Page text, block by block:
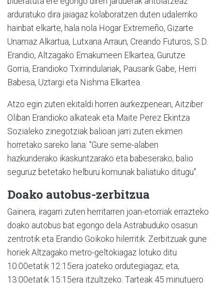
arduratuko dira jaiagaz kolaboratzen duten udalerriko
hainbat elkarte, hala nola Hogar Extremeño, Gizarte
Unamaz Alkartua, Lutxana Arraun, Creando Futuros, S.D.
Erandio, Altzagako Emakumeen Elkartea, Gurutze
Gorria, Erandioko Txirrindulariak, Pausarik Gabe, Herri
Babesa, Uztargi eta Nishma Elkartea.
Atzo egin zuten ekitaldi horren aurkezpenean, Aitziber
Oliban Erandioko alkateak eta Maite Perez Ekintza
Sozialeko zinegotziak balioan jarri zuten ekimen
horretako sareko lana: "Gure seme-alaben
hazkunderako ikaskuntzarako eta babeserako, balio
seguruz betetako helburu komunak baliatuko ditugu".
Doako autobus-zerbitzua
Gainera, iragarri zuten herritarren joan-etorriak errazteko
doako autobus bat egongo dela Astrabuduko osasun
zentrotik eta Erandio Goikoko hilerritik. Zerbitzuak gune
horiek Altzagako metro-geltokiagaz lotuko ditu
10:00etatik 12:15era joateko ordutegiagaz; eta,
13:00etatik 15:15era itzultzeko. Tarteak 45 minutuero